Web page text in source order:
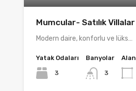
Mumcular- Satılık Villalar
Modern daire, konforlu ve lüks…
Yatak Odaları
3
Banyolar
3
Alan